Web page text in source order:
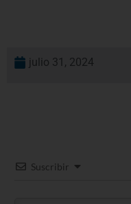
julio 31, 2024
Suscribir